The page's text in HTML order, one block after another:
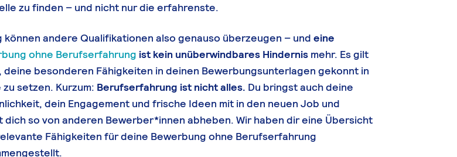
zu finden – und nicht nur die erfahrenste.
können andere Qualifikationen also genauso überzeugen – und eine
ohne Berufserfahrung ist kein unüberwindbares Hindernis mehr. Es gilt
deine besonderen Fähigkeiten in deinen Bewerbungsunterlagen gekonnt in
zu setzen. Kurzum: Berufserfahrung ist nicht alles. Du bringst auch deine
dein Engagement und frische Ideen mit in den neuen Job und
dich so von anderen Bewerber*innen abheben. Wir haben dir eine Übersicht
Fähigkeiten für deine Bewerbung ohne Berufserfahrung